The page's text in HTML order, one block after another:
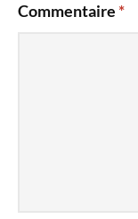
Commentaire *